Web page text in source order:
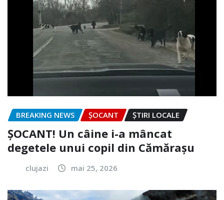
BREAKING NEWS ȘOCANT ȘTIRI LOCALE
ȘOCANT! Un câine i-a mâncat
degetele unui copil din Cămărașu
clujazi mai 25, 2026